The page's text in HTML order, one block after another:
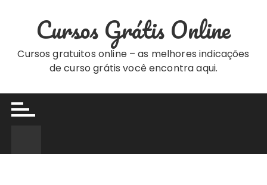
conteúdo
Cursos Grátis Online
Cursos gratuitos online – as melhores indicações
de curso grátis você encontra aqui.